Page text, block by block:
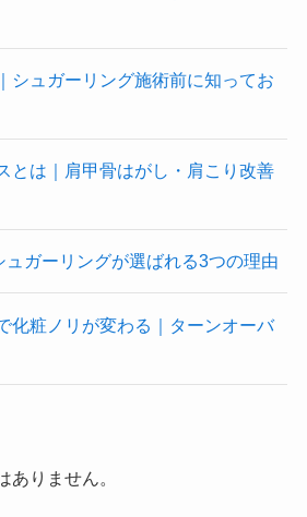
シュガーリング施術前に知ってお
とは｜肩甲骨はがし・肩こり改善
ガーリングが選ばれる3つの理由
化粧ノリが変わる｜ターンオーバ
ありません。